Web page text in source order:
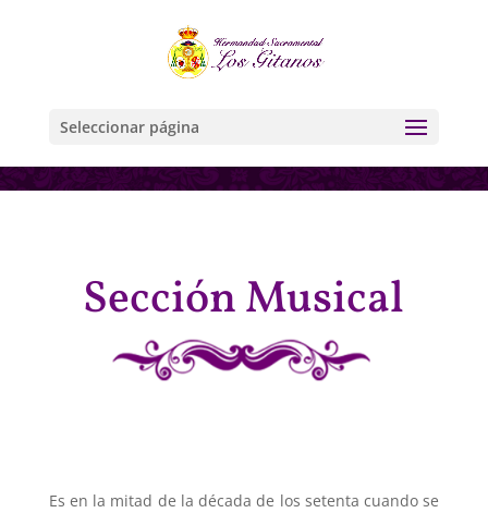
Seleccionar página
Sección Musical
Es en la mitad de la década de los setenta cuando se